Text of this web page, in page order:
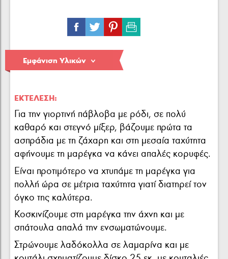
Εμφάνιση Υλικών
ΕΚΤΈΛΕΣΗ:
Για την γιορτινή πάβλοβα με ρόδι, σε πολύ
καθαρό και στεγνό μίξερ, βάζουμε πρώτα τα
ασπράδια με τη ζάχαρη και στη μεσαία ταχύτητα
αφήνουμε τη μαρέγκα να κάνει απαλές κορυφές.
Είναι προτιμότερο να χτυπάμε τη μαρέγκα για
πολλή ώρα σε μέτρια ταχύτητα γιατί διατηρεί τον
όγκο της καλύτερα.
Κοσκινίζουμε στη μαρέγκα την άχνη και με
σπάτουλα απαλά την ενσωματώνουμε.
Στρώνουμε λαδόκολλα σε λαμαρίνα και με